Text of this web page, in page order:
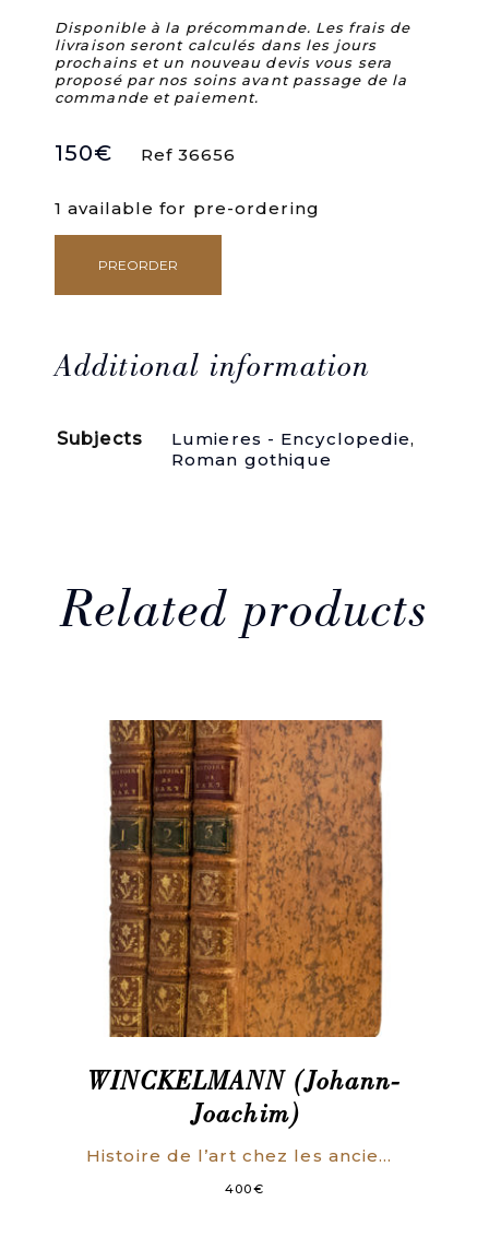
Disponible à la précommande. Les frais de
livraison seront calculés dans les jours
prochains et un nouveau devis vous sera
proposé par nos soins avant passage de la
commande et paiement.
150€ Ref 36656
1 available for pre-ordering
Sidney
et
anglaise.
quantity
PREORDER
Additional information
Subjects Lumieres - Encyclopedie,
Roman gothique
Related products
WINCKELMANN (Johann-
Joachim)
Histoire de l’art chez les anciens (…); Traduite de l’allemand par M. Huber. Nouvelle édition, revue et corrigée.
400€